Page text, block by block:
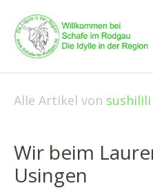
Alle Artikel von sushilili
Wir beim
Usingen